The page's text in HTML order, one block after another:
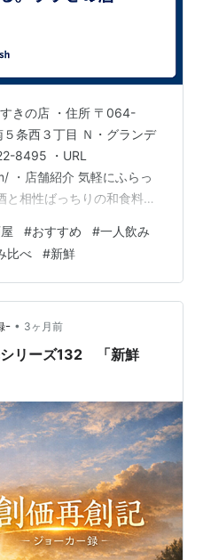
きの店 ・住所 〒064-
条西３丁目 Ｎ・グランデ
8495 ・URL
店舗紹介 気軽にふらっ
相性ばっちりの和食料理
幌すすきので深夜でも開い
飲みしやすいカウンター
です。 全てのお客様の心
いがあり、店内はカウン
ト、仕事終わり…
#おすすめ #一人飲み
比べ #新鮮
ｰ • 3ヶ月前
シリーズ132 「新鮮